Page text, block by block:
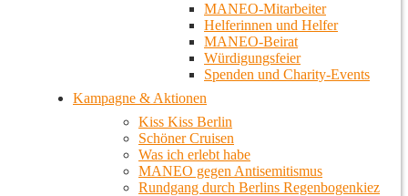
MANEO-Mitarbeiter
Helferinnen und Helfer
MANEO-Beirat
Würdigungsfeier
Spenden und Charity-Events
Kampagne & Aktionen
Kiss Kiss Berlin
Schöner Cruisen
Was ich erlebt habe
MANEO gegen Antisemitismus
Rundgang durch Berlins Regenbogenkiez